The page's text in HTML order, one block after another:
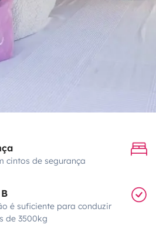
cintos de segurança
é suficiente para conduzir
de 3500kg